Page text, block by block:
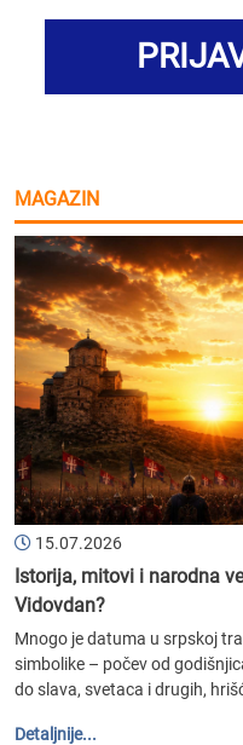
MAGAZIN
15.07.2026
Istorija, mitovi i narodna
Vidovdan?
Mnogo je datuma u srpskoj
simbolike – počev od
do slava, svetaca i drugih,
Detaljnije...